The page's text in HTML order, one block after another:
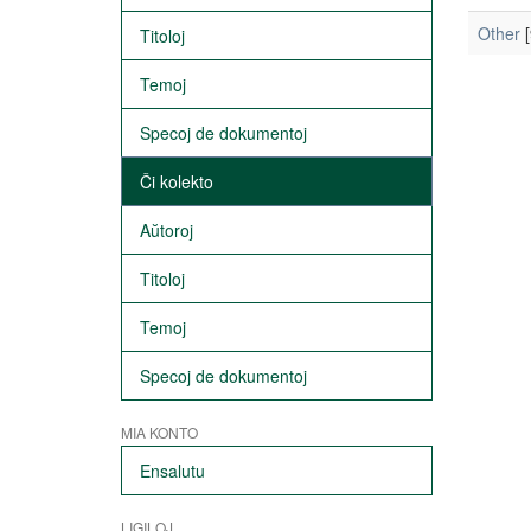
Titoloj
Temoj
Specoj de dokumentoj
Ĉi kolekto
Aŭtoroj
Titoloj
Temoj
Specoj de dokumentoj
MIA KONTO
Ensalutu
LIGILOJ
Other